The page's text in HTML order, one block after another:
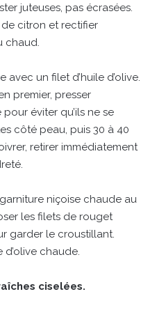
juteuses, pas écrasées.
citron et rectifier
chaud.
un filet d’huile d’olive.
premier, presser
éviter qu’ils ne se
côté peau, puis 30 à 40
retirer immédiatement
niçoise chaude au
les filets de rouget
garder le croustillant.
d’olive chaude.
ciselées.